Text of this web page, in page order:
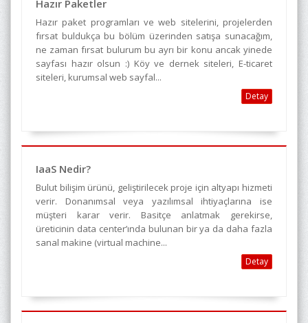
Hazır Paketler
Hazır paket programları ve web sitelerini, projelerden
fırsat buldukça bu bölüm üzerinden satışa sunacağım,
ne zaman fırsat bulurum bu ayrı bir konu ancak yinede
sayfası hazır olsun :) Köy ve dernek siteleri, E-ticaret
siteleri, kurumsal web sayfal...
Detay
IaaS Nedir?
Bulut bilişim ürünü, geliştirilecek proje için altyapı hizmeti
verir. Donanımsal veya yazılımsal ihtiyaçlarına ise
müşteri karar verir. Basitçe anlatmak gerekirse,
üreticinin data center’ında bulunan bir ya da daha fazla
sanal makine (virtual machine...
Detay